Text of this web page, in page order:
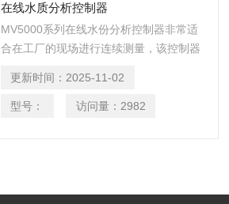
在线水质分析控制器
MV5000系列在线水份分析控制器非常适
合在工厂的现场进行连续测量，该控制器
MV5000都有一个大尺寸的液晶显示器，
并且具有纯文本菜单结构。并可以配置，
更新时间： 2025-11-02
型号： 访问量： 2982